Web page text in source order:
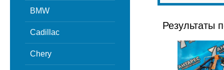
BMW
Cadillac
Chery
Результаты